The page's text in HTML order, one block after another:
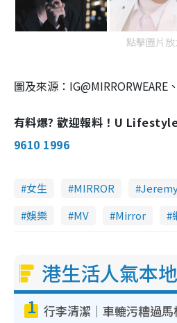
點擊圖片放
圖及來源：IG@MIRRORWEARE
有料爆? 歡迎報料！U
9610 1996
女生 MIRROR
娛樂
MV Mirror
港生活人氣本
1